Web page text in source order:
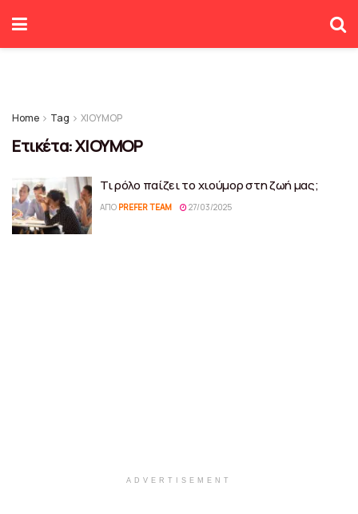
Home Tag ΧΙΟΥΜΟΡ
Ετικέτα:ΧΙΟΥΜΟΡ
Τι ρόλο παίζει το χιούμορ στη ζωή μας;
ΑΠΌ PREFER TEAM 27/03/2025
ADVERTISEMENT